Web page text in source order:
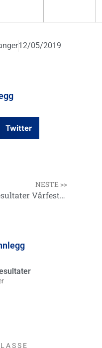
12/05/2019
Twitter
NESTE >>
Resultater Vårfestivalen – 4. mai 2019
Herrer
K L A S S E